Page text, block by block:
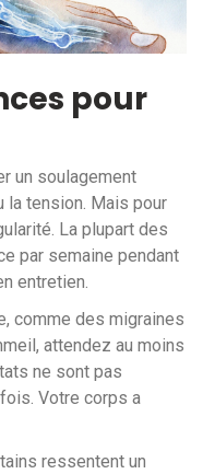
pour
un soulagement
la tension. Mais pour
La plupart des
par semaine pendant
entretien.
comme des migraines
attendez au moins
ne sont pas
Votre corps a
ressentent un